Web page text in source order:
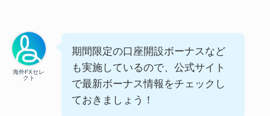
海外FXセレ
クト
期間限定の口座開設ボーナスなど
も実施しているので、公式サイト
で最新ボーナス情報をチェックし
ておきましょう！